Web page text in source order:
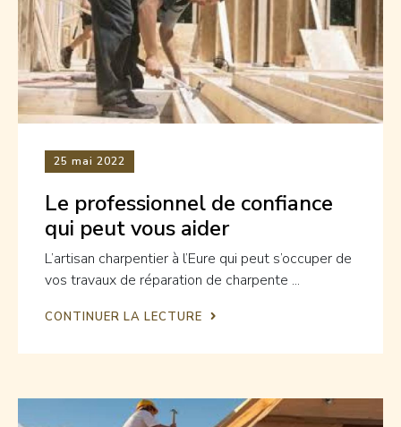
25 mai 2022
Le professionnel de confiance
qui peut vous aider
L’artisan charpentier à l’Eure qui peut s’occuper de
vos travaux de réparation de charpente ...
CONTINUER LA LECTURE